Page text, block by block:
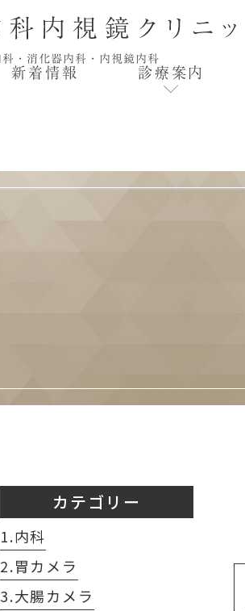
新着情報 診療案内
カテゴリー
1.内科
2.胃カメラ
3.大腸カメラ